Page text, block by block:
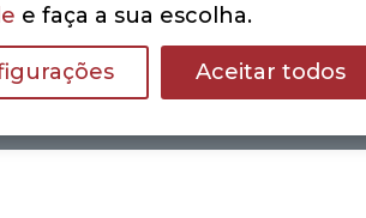
resultado encontrado.
e faça a sua escolha.
Aceitar todos